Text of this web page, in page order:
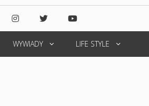
WYWIADY LIFE STYLE